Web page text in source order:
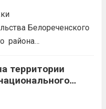
Белореченского
района
и заполнение
территории
конкурентная